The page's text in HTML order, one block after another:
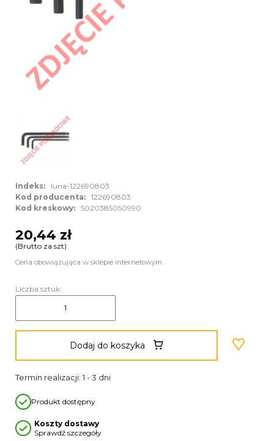
Indeks:
luna-122690803
Kod producenta: 122690803
Kod kreskowy: 5020385050990
20,44 zł
(Brutto za szt)
Cena obowiązująca w sklepie internetowym.
Liczba sztuk:
Dodaj do koszyka
Termin realizacji: 1 - 3 dni
Produkt dostępny
Koszty dostawy
Sprawdź szczegóły